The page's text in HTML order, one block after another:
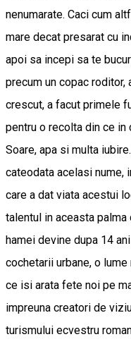
nenumarate. Caci cum
mare decat presarat cu
apoi sa incepi sa te
precum un copac roditor,
crescut, a facut primele
pentru o recolta din ce in
Soare, apa si multa
cateodata acelasi nume,
care a dat viata acestui
talentul in aceasta
hamei devine dupa 14
cochetarii urbane, o
ce isi arata fete noi pe
impreuna creatori de
turismului ecvestru